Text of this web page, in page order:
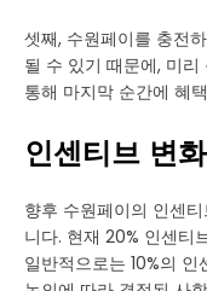
셋째, 수원페이를 충전
될 수 있기 때문에, 미
통해 마지막 순간에 혜
인센티브 변
향후 수원페이의 인센
니다. 현재 20% 인센티
일반적으로는 10%의